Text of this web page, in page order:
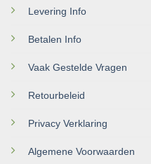
Levering Info
Betalen Info
Vaak Gestelde Vragen
Retourbeleid
Privacy Verklaring
Algemene Voorwaarden